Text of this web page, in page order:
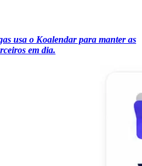
usa o Koalendar para manter as
em dia.